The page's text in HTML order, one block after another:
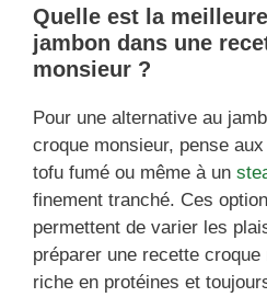
Quelle est la
jambon dans une
monsieur ?
Pour une alternative au
croque monsieur, pense
tofu fumé ou même à un
finement tranché. Ces
permettent de varier les
préparer une recette
riche en protéines et